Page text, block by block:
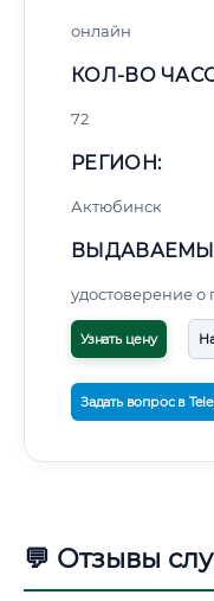
онлайн
КОЛ-ВО
72
РЕГИОН:
Актюбинск
удостоверение
Узнать цену
Задать вопрос в
💬 Отзывы